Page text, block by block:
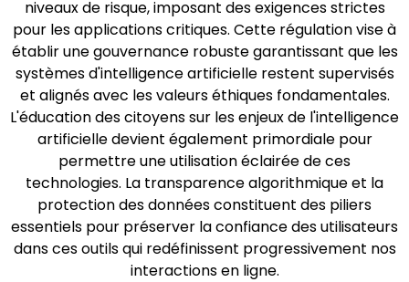
niveaux de risque, imposant des exigences strictes
pour les applications critiques. Cette régulation vise à
établir une gouvernance robuste garantissant que les
systèmes d'intelligence artificielle restent supervisés
et alignés avec les valeurs éthiques fondamentales.
L'éducation des citoyens sur les enjeux de l'intelligence
artificielle devient également primordiale pour
permettre une utilisation éclairée de ces
technologies. La transparence algorithmique et la
protection des données constituent des piliers
essentiels pour préserver la confiance des utilisateurs
dans ces outils qui redéfinissent progressivement nos
interactions en ligne.